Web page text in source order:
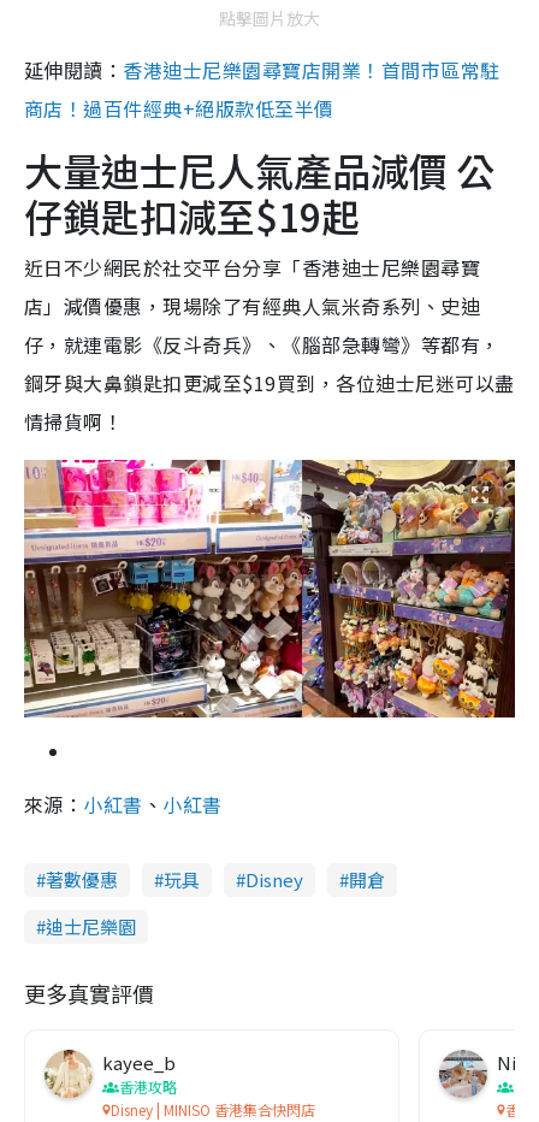
點擊圖片放大
延伸閱讀： 香港迪士尼樂園尋寶店開業！首間市區常駐
商店！過百件經典+絕版款低至半價
大量迪士尼人氣產品減價 公
仔鎖匙扣減至$19起
近日不少網民於社交平台分享「香港迪士尼樂園尋寶
店」減價優惠，現場除了有經典人氣米奇系列、史迪
仔，就連電影《反斗奇兵》、《腦部急轉彎》等都有，
鋼牙與大鼻鎖匙扣更減至$19買到，各位迪士尼迷可以盡
情掃貨啊！
來源： 小紅書 、 小紅書
著數優惠 玩具 Disney
開倉
迪士尼樂園
更多真實評價
kayee_b
香港攻略
Disney | MINISO 香港集合快閃店
潮
香港